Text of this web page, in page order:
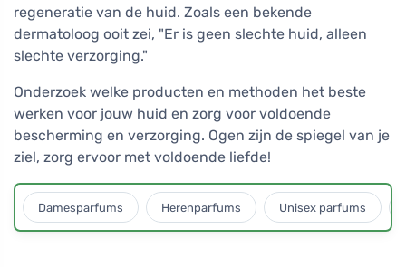
regeneratie van de huid. Zoals een bekende
dermatoloog ooit zei, "Er is geen slechte huid, alleen
slechte verzorging."
Onderzoek welke producten en methoden het beste
werken voor jouw huid en zorg voor voldoende
bescherming en verzorging. Ogen zijn de spiegel van je
ziel, zorg ervoor met voldoende liefde!
Damesparfums Herenparfums Unisex parfums